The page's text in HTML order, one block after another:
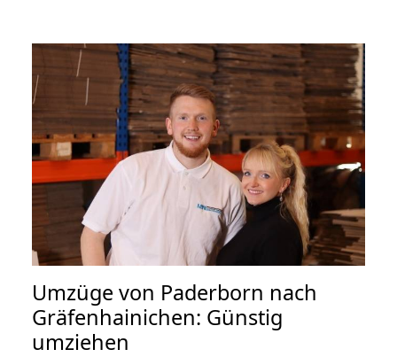
Umzüge von Paderborn nach
Gräfenhainichen: Günstig
umziehen